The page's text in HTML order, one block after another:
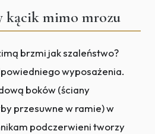
kącik mimo mrozu
brzmi jak szaleństwo?
wyposażenia.
boków (ściany
przesuwne w ramie) w
podczerwieni tworzy